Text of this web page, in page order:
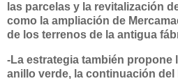
las parcelas y la revitalización
como la ampliación de
de los terrenos de la antigua
-La estrategia también propone
anillo verde, la continuación